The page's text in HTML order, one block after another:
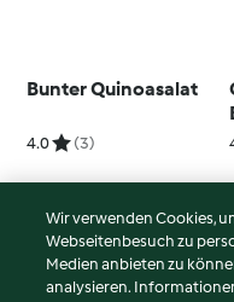
Bunter Quinoasalat
4.0 (3)
© Copyright 2026
Wir verwenden Cookies,
Webseitenbesuch zu
Medien anbieten zu
analysieren.